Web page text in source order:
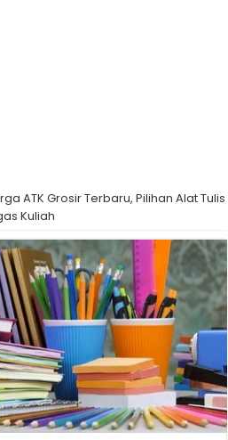
ATK Grosir Terbaru, Pilihan Alat Tulis
Kuliah